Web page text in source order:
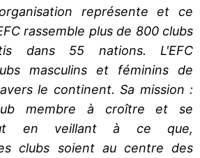
représente et ce
rassemble plus de 800 clubs
dans 55 nations. L'EFC
masculins et féminins de
le continent. Sa mission :
membre à croître et se
en veillant à ce que,
clubs soient au centre des